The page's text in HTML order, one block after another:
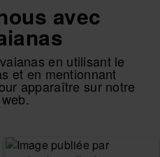
avec
en utilisant le
et en mentionnant
apparaître sur notre